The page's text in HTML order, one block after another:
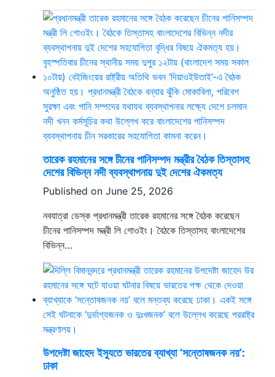
তারেক রহমানের সঙ্গে চীনের পানিসম্পদ মন্ত্রীর বৈঠক তিস্তাসহ
দেশের বিভিন্ন নদী ব্যবস্থাপনায় দুই দেশের ঐকমত্য
Published on June 25, 2026
নবযাত্রা ডেস্ক প্রধানমন্ত্রী তারেক রহমানের সঙ্গে বৈঠক করেছেন
চীনের পানিসম্পদ মন্ত্রী লি গোওইং। বৈঠকে তিস্তাসহ বাংলাদেশের
বিভিন্ন…
উপদেষ্টা জাহেদ ইস্যুতে ভারতের ব্যাখ্যা ‘সন্তোষজনক নয়’:
ঢাকা